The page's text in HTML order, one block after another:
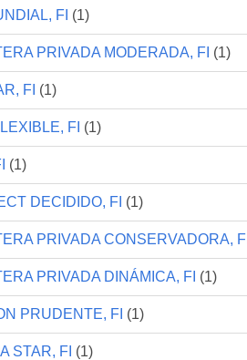
FI (1)
PRIVADA MODERADA, FI (1)
FI (1)
FI (1)
(1)
DECIDIDO, FI (1)
PRIVADA CONSERVADORA, FI
PRIVADA DINÁMICA, FI (1)
PRUDENTE, FI (1)
STAR, FI (1)